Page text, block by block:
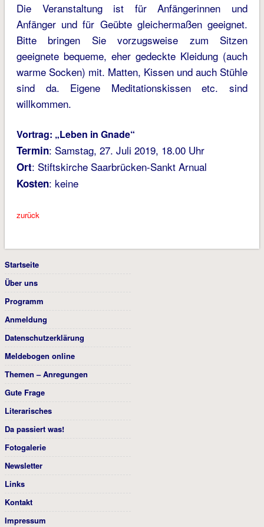
Die Veranstaltung ist für Anfängerinnen und
Anfänger und für Geübte gleichermaßen geeignet.
Bitte bringen Sie vorzugsweise zum Sitzen
geeignete bequeme, eher gedeckte Kleidung (auch
warme Socken) mit. Matten, Kissen und auch Stühle
sind da. Eigene Meditationskissen etc. sind
willkommen.
Vortrag: „Leben in Gnade“
Termin: Samstag, 27. Juli 2019, 18.00 Uhr
Ort: Stiftskirche Saarbrücken-Sankt Arnual
Kosten: keine
zurück
Startseite
Über uns
Programm
Anmeldung
Datenschutzerklärung
Meldebogen online
Themen – Anregungen
Gute Frage
Literarisches
Da passiert was!
Fotogalerie
Newsletter
Links
Kontakt
Impressum